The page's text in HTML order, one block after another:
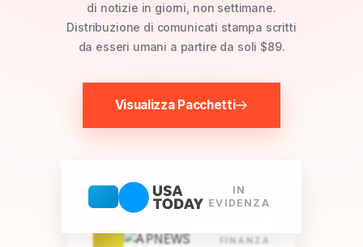
di notizie in giorni, non settimane.
Distribuzione di comunicati stampa scritti
da esseri umani a partire da soli $89.
Visualizza Pacchetti
IN
EVIDENZA
FINANZA